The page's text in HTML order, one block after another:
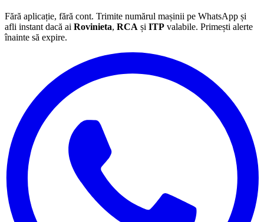
Fără aplicație, fără cont. Trimite numărul mașinii pe WhatsApp și
afli instant dacă ai Rovinieta, RCA și ITP valabile. Primești alerte
înainte să expire.